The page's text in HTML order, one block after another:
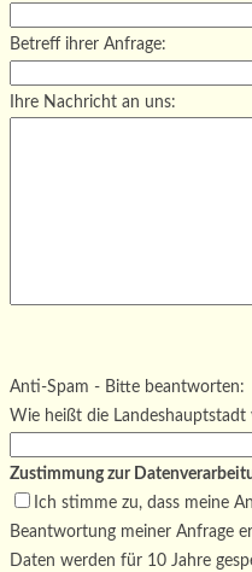
Betreff ihrer Anfrage:
Ihre Nachricht an uns:
Bitte lasse dieses Feld leer.
Anti-Spam - Bitte beantworten:
Wie heißt die Landeshauptstadt
Zustimmung zur
Ich stimme zu, dass meine
Beantwortung meiner Anfrage
Daten werden für 10 Jahre